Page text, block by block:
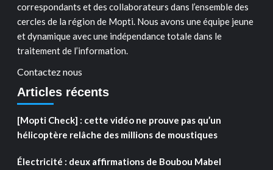
correspondants et des collaborateurs dans l’ensemble des
cercles de la région de Mopti. Nous avons une équipe jeune
et dynamique avec une indépendance totale dans le
traitement de l’information.
Contactez nous
Articles récents
[Mopti Check] : cette vidéo ne prouve pas qu’un
hélicoptère relâche des millions de moustiques
Électricité : deux affirmations de Boubou Mabel